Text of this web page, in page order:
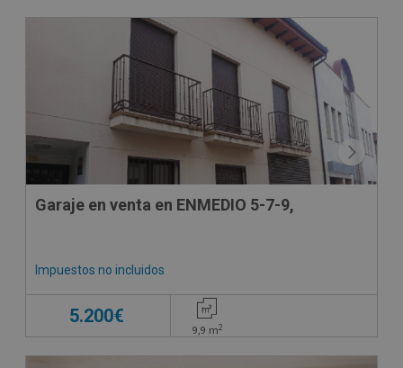
Garaje en venta en ENMEDIO 5-7-9,
Impuestos no incluidos
5.200€
9,9 m2